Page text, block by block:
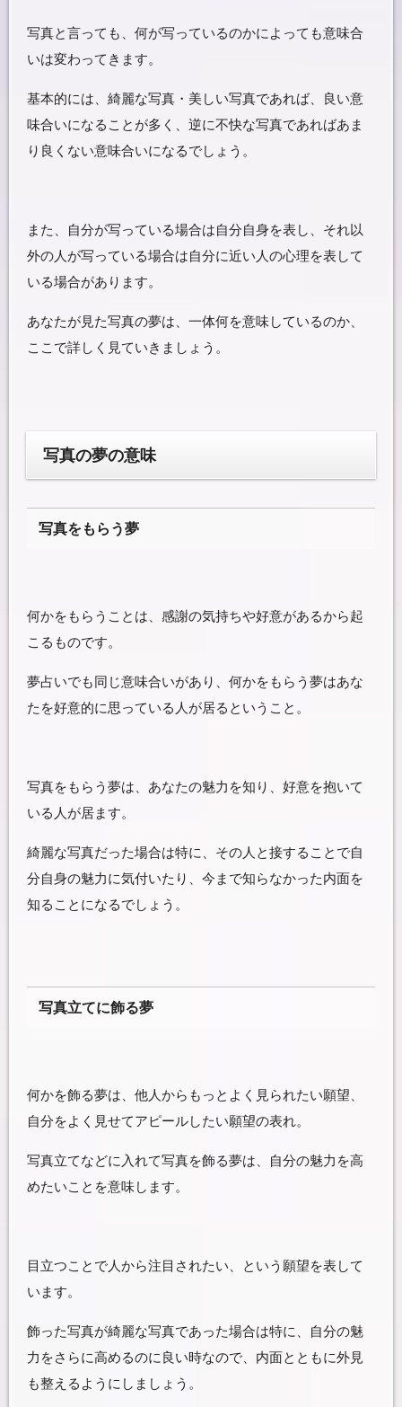
写真と言っても、何が写っているのかによっても意味合
いは変わってきます。
基本的には、綺麗な写真・美しい写真であれば、良い意
味合いになることが多く、逆に不快な写真であればあま
り良くない意味合いになるでしょう。
また、自分が写っている場合は自分自身を表し、それ以
外の人が写っている場合は自分に近い人の心理を表して
いる場合があります。
あなたが見た写真の夢は、一体何を意味しているのか、
ここで詳しく見ていきましょう。
写真の夢の意味
写真をもらう夢
何かをもらうことは、感謝の気持ちや好意があるから起
こるものです。
夢占いでも同じ意味合いがあり、何かをもらう夢はあな
たを好意的に思っている人が居るということ。
写真をもらう夢は、あなたの魅力を知り、好意を抱いて
いる人が居ます。
綺麗な写真だった場合は特に、その人と接することで自
分自身の魅力に気付いたり、今まで知らなかった内面を
知ることになるでしょう。
写真立てに飾る夢
何かを飾る夢は、他人からもっとよく見られたい願望、
自分をよく見せてアピールしたい願望の表れ。
写真立てなどに入れて写真を飾る夢は、自分の魅力を高
めたいことを意味します。
目立つことで人から注目されたい、という願望を表して
います。
飾った写真が綺麗な写真であった場合は特に、自分の魅
力をさらに高めるのに良い時なので、内面とともに外見
も整えるようにしましょう。